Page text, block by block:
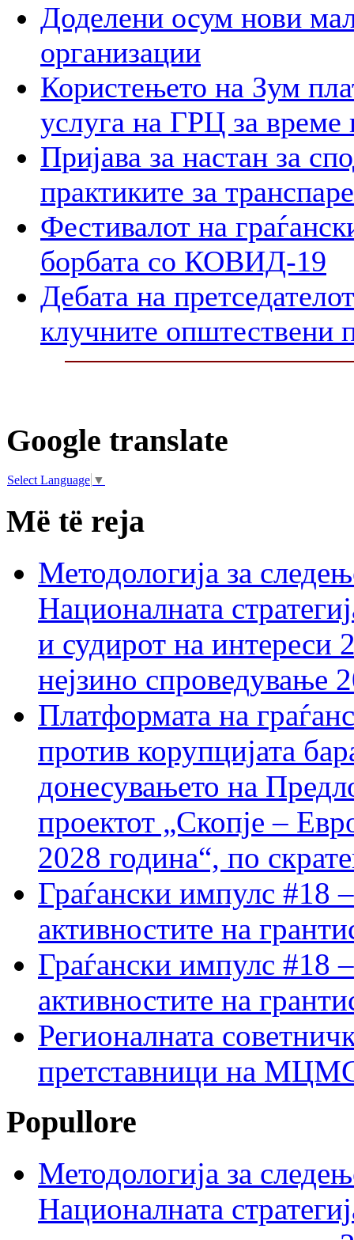
Доделени осум нови
организации
Користењето на Зум
услуга на ГРЦ за време
Пријава за настан за
практиките за
Фестивалот на
борбата со КОВИД-19
Дебата на
клучните општествени
Google translate
Select Language ▼
Më të reja
Методологија за
Националната
и судирот на интереси
нејзино спроведување
Платформата на
против корупцијата
донесувањето на
проектот „Скопје –
2028 година“, по
Граѓански импулс #18
активностите на
Граѓански импулс #18
активностите на
Регионалната
претставници на МЦМС
Popullore
Методологија за
Националната